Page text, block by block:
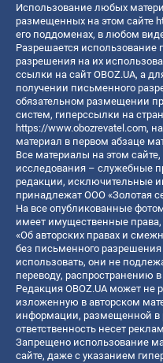
Использование любых
размещенных на этом сайте
его поддоменах, в любом
Разрешается использование
разрешения на их
ссылки на сайт OBOZ.UA, а
получении письменного
обязательном размещении
систем, гиперссылки на
https://www.obozrevatel.com,
материал в первом абзаце
Все материалы на этом
исследования – служебные
редакции, исключительные
принадлежат ООО «Золотая
На все опубликованные
имеет имущественные
«Об авторских правах и
без письменного
использовать, они не
переводу, распространению
Редакция OBOZ.UA может не
изложенную в авторском
информации, размещенной в
ответственность несет
Запрещено использование
сайте, даже с указанием